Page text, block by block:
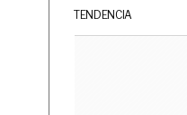
TENDENCIA